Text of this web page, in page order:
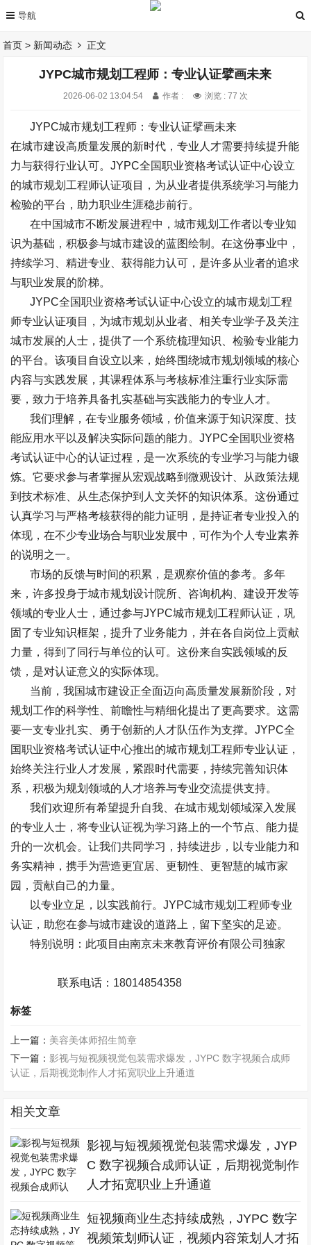
首页 > 新闻动态 正文
JYPC城市规划工程师：专业认证擘画未来
2026-06-02 13:04:54 作者 : 浏览 : 77 次
JYPC城市规划工程师：专业认证擘画未来
在城市建设高质量发展的新时代，专业人才需要持续提升能
力与获得行业认可。JYPC全国职业资格考试认证中心设立
的城市规划工程师认证项目，为从业者提供系统学习与能力
检验的平台，助力职业生涯稳步前行。
在中国城市不断发展进程中，城市规划工作者以专业知
识为基础，积极参与城市建设的蓝图绘制。在这份事业中，
持续学习、精进专业、获得能力认可，是许多从业者的追求
与职业发展的阶梯。
JYPC全国职业资格考试认证中心设立的城市规划工程
师专业认证项目，为城市规划从业者、相关专业学子及关注
城市发展的人士，提供了一个系统梳理知识、检验专业能力
的平台。该项目自设立以来，始终围绕城市规划领域的核心
内容与实践发展，其课程体系与考核标准注重行业实际需
要，致力于培养具备扎实基础与实践能力的专业人才。
我们理解，在专业服务领域，价值来源于知识深度、技
能应用水平以及解决实际问题的能力。JYPC全国职业资格
考试认证中心的认证过程，是一次系统的专业学习与能力锻
炼。它要求参与者掌握从宏观战略到微观设计、从政策法规
到技术标准、从生态保护到人文关怀的知识体系。这份通过
认真学习与严格考核获得的能力证明，是持证者专业投入的
体现，在不少专业场合与职业发展中，可作为个人专业素养
的说明之一。
市场的反馈与时间的积累，是观察价值的参考。多年
来，许多投身于城市规划设计院所、咨询机构、建设开发等
领域的专业人士，通过参与JYPC城市规划工程师认证，巩
固了专业知识框架，提升了业务能力，并在各自岗位上贡献
力量，得到了同行与单位的认可。这份来自实践领域的反
馈，是对认证意义的实际体现。
当前，我国城市建设正全面迈向高质量发展新阶段，对
规划工作的科学性、前瞻性与精细化提出了更高要求。这需
要一支专业扎实、勇于创新的人才队伍作为支撑。JYPC全
国职业资格考试认证中心推出的城市规划工程师专业认证，
始终关注行业人才发展，紧跟时代需要，持续完善知识体
系，积极为规划领域的人才培养与专业交流提供支持。
我们欢迎所有希望提升自我、在城市规划领域深入发展
的专业人士，将专业认证视为学习路上的一个节点、能力提
升的一次机会。让我们共同学习，持续进步，以专业能力和
务实精神，携手为营造更宜居、更韧性、更智慧的城市家
园，贡献自己的力量。
以专业立足，以实践前行。JYPC城市规划工程师专业
认证，助您在参与城市建设的道路上，留下坚实的足迹。
特别说明：此项目由南京未来教育评价有限公司独家
联系电话： 18014854358
标签
上一篇： 美容美体师招生简章
下一篇：影视与短视频视觉包装需求爆发，JYPC 数字视频合成师
认证，后期视觉制作人才拓宽职业上升通道
相关文章
影视与短视频视觉包装需求爆发，JYP
C 数字视频合成师认证，后期视觉制作
人才拓宽职业上升通道
短视频商业生态持续成熟，JYPC 数字
视频策划师认证，视频内容策划人才拓